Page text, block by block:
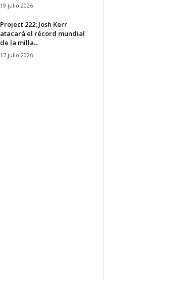
19 julio 2026
Project 222: Josh Kerr
atacará el récord mundial
de la milla...
17 julio 2026